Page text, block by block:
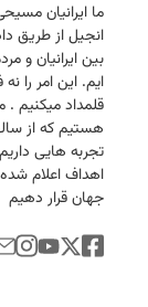
ما ایرانیان
انجیل از طریق
بین ایرانیان و
ایم. این امر را
قلمداد میكنیم
هستیم كه از
تجربه هایی
اهداف اعلام شده
جهان قرار دهیم